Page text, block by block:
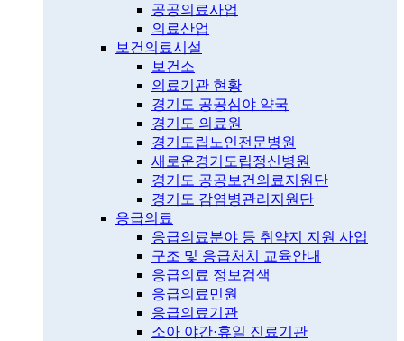
공공의료사업
의료산업
보건의료시설
보건소
의료기관 현황
경기도 공공심야 약국
경기도 의료원
경기도립노인전문병원
새로운경기도립정신병원
경기도 공공보건의료지원단
경기도 감염병관리지원단
응급의료
응급의료분야 등 취약지 지원 사업
구조 및 응급처치 교육안내
응급의료 정보검색
응급의료민원
응급의료기관
소아 야간·휴일 진료기관